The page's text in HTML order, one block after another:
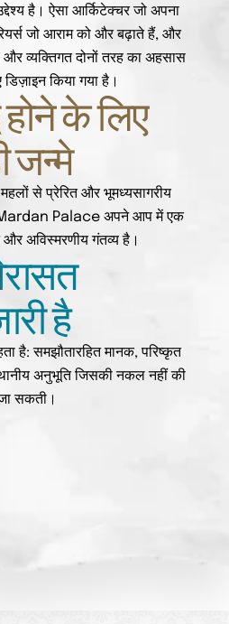
है। ऐसा आर्किटेक्चर जो अपना
जो आराम को और बढ़ाते हैं, और
और व्यक्तिगत दोनों तरह का अहसास
किया गया है।
होने के लिए
जन्मे
से प्रेरित और भूमध्यसागरीय
Mardan Palace अपने आप में एक
अविस्मरणीय गंतव्य है।
है
है: समझौतारहित मानक, परिष्कृत
अनुभूति जिसकी नकल नहीं की
सकती।